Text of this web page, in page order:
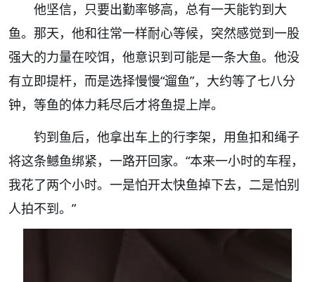
他坚信，只要出勤率够高，总有一天能钓到大
鱼。那天，他和往常一样耐心等候，突然感觉到一股
强大的力量在咬饵，他意识到可能是一条大鱼。他没
有立即提杆，而是选择慢慢“遛鱼”，大约等了七八分
钟，等鱼的体力耗尽后才将鱼提上岸。
钓到鱼后，他拿出车上的行李架，用鱼扣和绳子
将这条鳡鱼绑紧，一路开回家。“本来一小时的车程，
我花了两个小时。一是怕开太快鱼掉下去，二是怕别
人拍不到。”